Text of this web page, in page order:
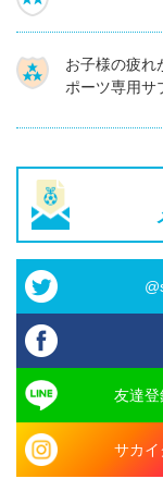
お子様の疲れ
ポーツ専用サ
友達登
サカイ